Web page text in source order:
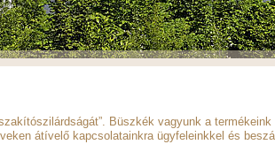
Büszkék vagyunk a
átívelő kapcsolatainkra ügyfeleinkkel és